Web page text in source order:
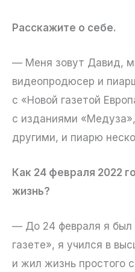
Расскажите о себе.
— Меня зовут Давид,
видеопродюсер и
с «Новой газетой
с изданиями
другими, и пиарю
Как 24 февраля 2022
жизнь?
— До 24 февраля я был
газете», я учился в
и жил жизнь простого